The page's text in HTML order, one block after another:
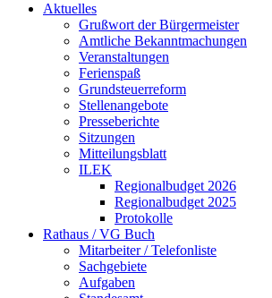
Aktuelles
Grußwort der Bürgermeister
Amtliche Bekanntmachungen
Veranstaltungen
Ferienspaß
Grundsteuerreform
Stellenangebote
Presseberichte
Sitzungen
Mitteilungsblatt
ILEK
Regionalbudget 2026
Regionalbudget 2025
Protokolle
Rathaus / VG Buch
Mitarbeiter / Telefonliste
Sachgebiete
Aufgaben